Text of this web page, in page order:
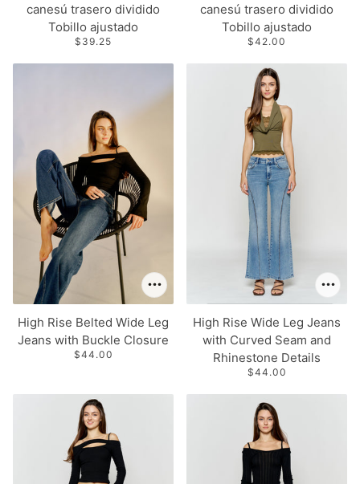
canesú trasero dividido
Tobillo ajustado
$39.25
canesú trasero dividido
Tobillo ajustado
$42.00
High Rise Belted Wide Leg
Jeans with Buckle Closure
$44.00
High Rise Wide Leg Jeans
with Curved Seam and
Rhinestone Details
$44.00